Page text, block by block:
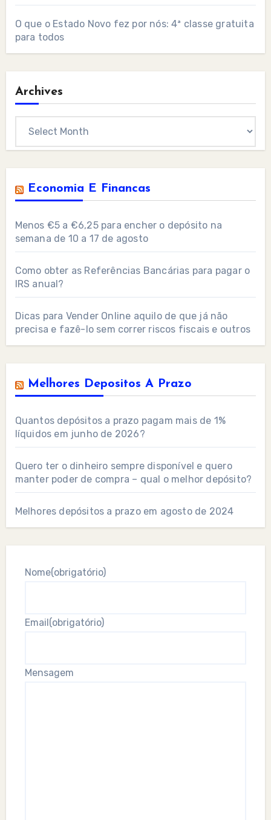
O que o Estado Novo fez por nós: 4ª classe gratuita
para todos
Archives
Economia E Financas
Menos €5 a €6,25 para encher o depósito na
semana de 10 a 17 de agosto
Como obter as Referências Bancárias para pagar o
IRS anual?
Dicas para Vender Online aquilo de que já não
precisa e fazê-lo sem correr riscos fiscais e outros
Melhores Depositos A Prazo
Quantos depósitos a prazo pagam mais de 1%
líquidos em junho de 2026?
Quero ter o dinheiro sempre disponível e quero
manter poder de compra – qual o melhor depósito?
Melhores depósitos a prazo em agosto de 2024
Nome(obrigatório)
Email (obrigatório)
Mensagem